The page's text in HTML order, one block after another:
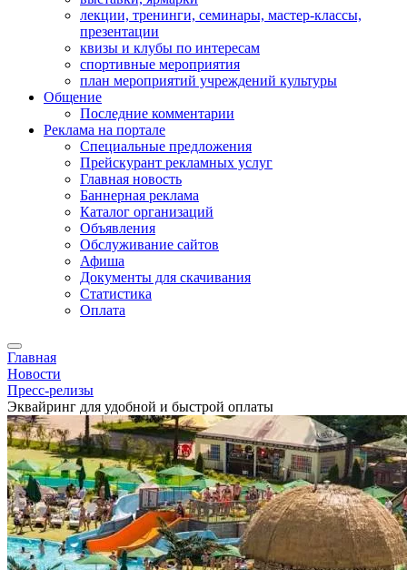
лекции, тренинги, семинары, мастер-классы,
презентации
квизы и клубы по интересам
спортивные мероприятия
план мероприятий учреждений культуры
Общение
Последние комментарии
Реклама на портале
Специальные предложения
Прейскурант рекламных услуг
Главная новость
Баннерная реклама
Каталог организаций
Объявления
Обслуживание сайтов
Афиша
Документы для скачивания
Статистика
Оплата
Главная
Новости
Пресс-релизы
Эквайринг для удобной и быстрой оплаты